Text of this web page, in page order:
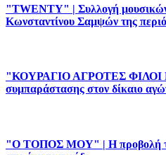
"TWENTY" | Συλλογή
Κωνσταντίνου Σαμψών της
"ΚΟΥΡΑΓΙΟ ΑΓΡΟΤΕΣ ΦΙΛΟΙ
συμπαράστασης στον δίκαιο
"Ο ΤΟΠΟΣ ΜΟΥ" | Η προβολή